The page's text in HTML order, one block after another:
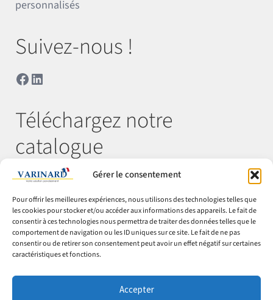
Gérer le consentement
Pour offrir les meilleures expériences, nous utilisons des technologies telles que
les cookies pour stocker et/ou accéder aux informations des appareils. Le fait de
consentir à ces technologies nous permettra de traiter des données telles que le
comportement de navigation ou les ID uniques sur ce site. Le fait de ne pas
consentir ou de retirer son consentement peut avoir un effet négatif sur certaines
caractéristiques et fonctions.
Accepter
personnalisés
Suivez-nous !
Facebook
LinkedIn
Téléchargez notre
catalogue
© Varinard 2026
Expéditions & retours